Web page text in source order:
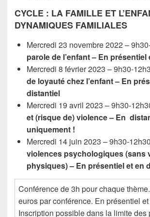
CYCLE : LA FAMILLE ET
DYNAMIQUES FAMILIALES
Mercredi 23 novembre 2022 –
parole de l’enfant– En présentiel
Mercredi 8 février 2023 – 9h30-
de loyauté chez l’enfant– En
distantiel
Mercredi 19 avril 2023 – 9h30-
et (risque de) violence– En
uniquement !
Mercredi 14 juin 2023 – 9h30-
violences psychologiques (sans
physiques)– En présentiel et en
Conférence de 3h pour chaque
euros par conférence. En présentiel
Inscription possible dans la limite des